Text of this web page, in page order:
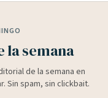
la semana
de la semana en
Sin spam, sin clickbait.